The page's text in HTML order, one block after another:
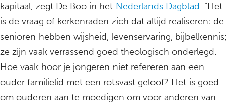
kapitaal, zegt De Boo in het Nederlands Dagblad. “Het
is de vraag of kerkenraden zich dat altijd realiseren: de
senioren hebben wijsheid, levenservaring, bijbelkennis;
ze zijn vaak verrassend goed theologisch onderlegd.
Hoe vaak hoor je jongeren niet refereren aan een
ouder familielid met een rotsvast geloof? Het is goed
om ouderen aan te moedigen om voor anderen van